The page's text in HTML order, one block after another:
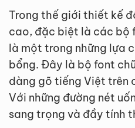
Trong thế giới thiết kế
cao, đặc biệt là các bộ
là một trong những lựa
bổng. Đây là bộ font
dàng gõ tiếng Việt trên
Với những đường nét
sang trọng và đầy tính